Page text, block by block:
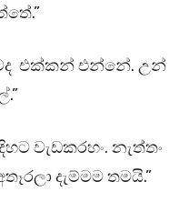
එක්කන් එන්නේ. උන්
වැඩකරහං. නැත්තං
දැම්මම තමයි.”